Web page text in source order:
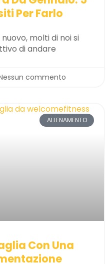
Per Farlo
molti di noi si
di andare
commento
ALLENAMENTO
Con Una